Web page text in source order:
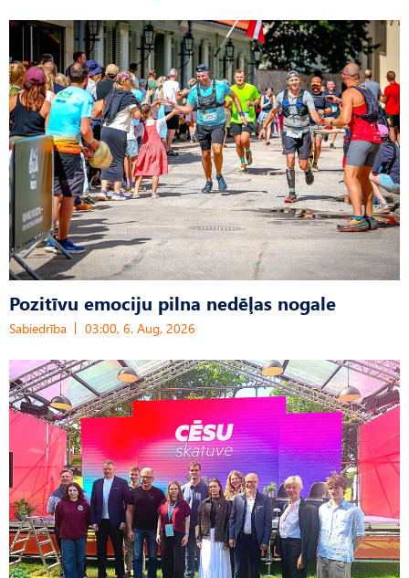
Pozitīvu emociju pilna nedēļas nogale
Sabiedrība 03:00, 6. Aug, 2026